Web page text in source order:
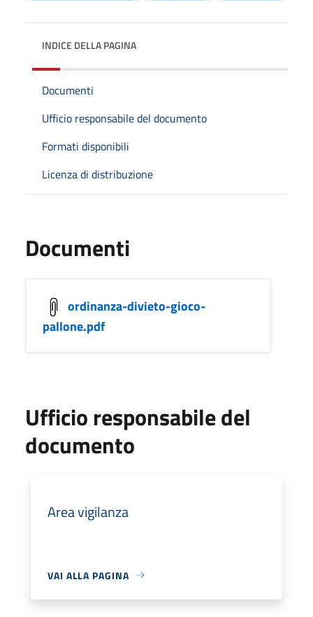
INDICE DELLA PAGINA
Documenti
Ufficio responsabile del documento
Formati disponibili
Licenza di distribuzione
Documenti
ordinanza-divieto-gioco-
pallone.pdf
Ufficio responsabile del
documento
Area vigilanza
VAI ALLA PAGINA